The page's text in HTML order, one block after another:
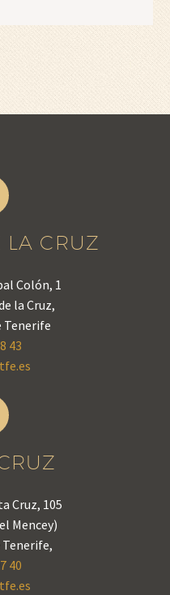
LA CRUZ
Colón, 1
la Cruz,
Tenerife
43
Cruz, 105
Mencey)
Tenerife,
40